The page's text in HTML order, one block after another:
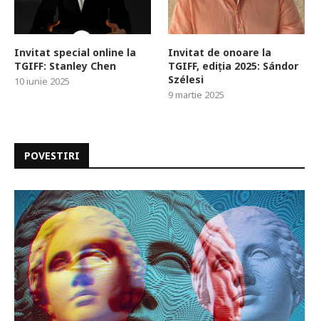
Invitat special online la
TGIFF: Stanley Chen
10 iunie 2025
Invitat de onoare la
TGIFF, ediția 2025: Sándor
Szélesi
9 martie 2025
POVESTIRI